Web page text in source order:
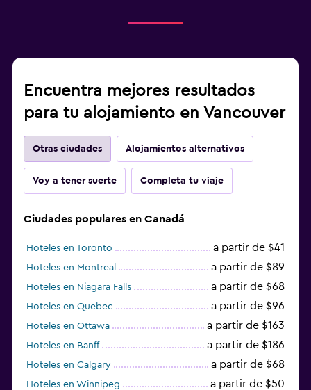
Encuentra mejores resultados
para tu alojamiento en Vancouver
Otras ciudades Alojamientos alternativos
Voy a tener suerte Completa tu viaje
Ciudades populares en Canadá
Hoteles en Toronto a partir de $41
Hoteles en Montreal a partir de $89
Hoteles en Niagara Falls a partir de $68
Hoteles en Quebec a partir de $96
Hoteles en Ottawa a partir de $163
Hoteles en Banff a partir de $186
Hoteles en Calgary a partir de $68
Hoteles en Winnipeg a partir de $50